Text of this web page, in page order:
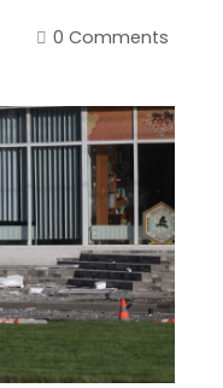
0 Comments